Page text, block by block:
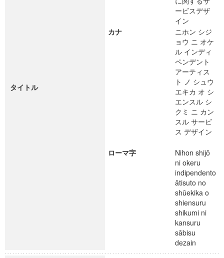
タイトル
ービスデザ
イン
カナ
ニホン シジ
ョウ ニ オケ
ル インディ
ペンデント
アーティス
ト ノ シュウ
エキカ オ シ
エンスル シ
クミ ニ カン
スル サービ
ス デザイン
ローマ字
Nihon shijō
ni okeru
indipendento
ātisuto no
shūekika o
shiensuru
shikumi ni
kansuru
sābisu
dezain